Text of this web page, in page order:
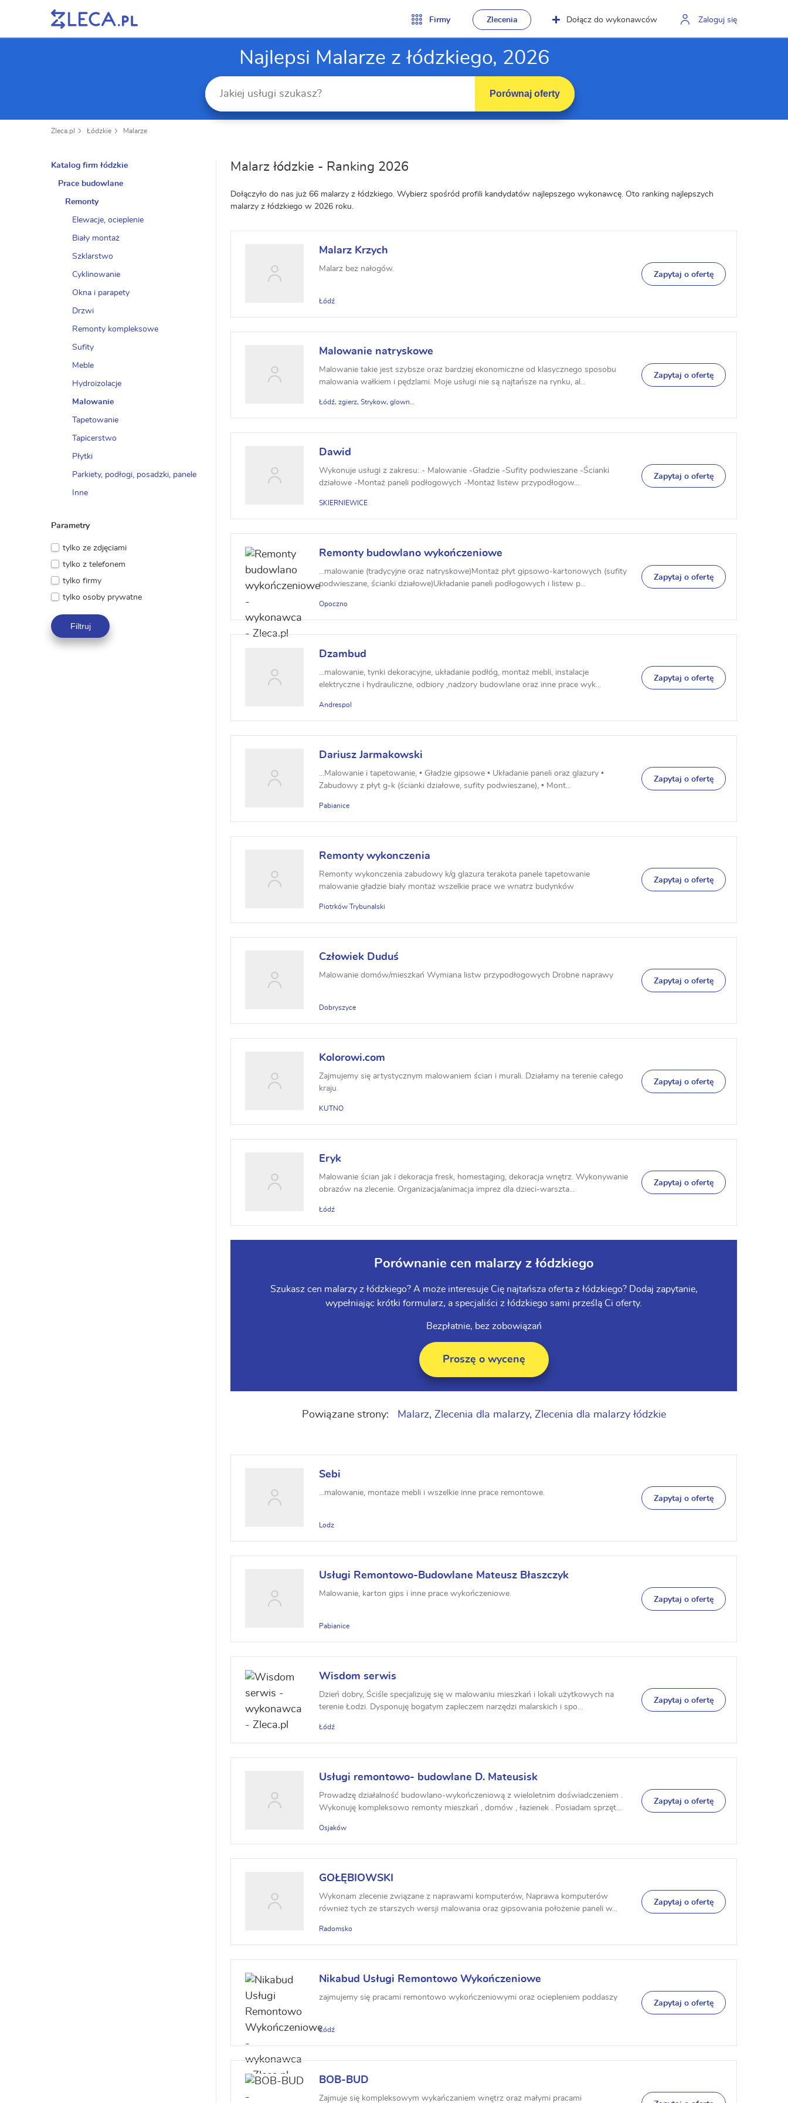
Firmy Zlecenia Dołącz do wykonawców Zaloguj się
Najlepsi Malarze z łódzkiego, 2026
Porównaj oferty
Zleca.pl Łódzkie Malarze
Malarz łódzkie - Ranking 2026
Dołączyło do nas już 66 malarzy z łódzkiego. Wybierz spośród profili kandydatów najlepszego wykonawcę. Oto ranking najlepszych
malarzy z łódzkiego w 2026 roku.
Malarz Krzych
Malarz bez nałogów.
Łódź
Zapytaj o ofertę
Malowanie natryskowe
Malowanie takie jest szybsze oraz bardziej ekonomiczne od klasycznego sposobu
malowania wałkiem i pędzlami. Moje usługi nie są najtańsze na rynku, al...
Zapytaj o ofertę
Dawid
Wykonuje usługi z zakresu: - Malowanie -Gładzie -Sufity podwieszane -Ścianki
działowe -Montaż paneli podłogowych -Montaż listew przypodłogow...
SKIERNIEWICE
Zapytaj o ofertę
Remonty budowlano wykończeniowe
...malowanie (tradycyjne oraz natryskowe)Montaż płyt gipsowo-kartonowych (sufity
podwieszane, ścianki działowe)Układanie paneli podłogowych i listew p...
Opoczno
Zapytaj o ofertę
Dzambud
...malowanie, tynki dekoracyjne, układanie podłóg, montaż mebli, instalacje
elektryczne i hydrauliczne, odbiory ,nadzory budowlane oraz inne prace wyk...
Andrespol
Zapytaj o ofertę
Dariusz Jarmakowski
...Malowanie i tapetowanie, • Gładzie gipsowe • Układanie paneli oraz glazury •
Zabudowy z płyt g-k (ścianki działowe, sufity podwieszane), • Mont...
Pabianice
Zapytaj o ofertę
Remonty wykonczenia
Remonty wykonczenia zabudowy k/g glazura terakota panele tapetowanie
malowanie gładzie biały montaż wszelkie prace we wnatrz budynków
Piotrków Trybunalski
Zapytaj o ofertę
Człowiek Duduś
Malowanie domów/mieszkań Wymiana listw przypodłogowych Drobne naprawy
Dobryszyce
Zapytaj o ofertę
Kolorowi.com
Zajmujemy się artystycznym malowaniem ścian i murali. Działamy na terenie całego
kraju.
KUTNO
Zapytaj o ofertę
Eryk
Malowanie ścian jak i dekoracja fresk, homestaging, dekoracja wnętrz. Wykonywanie
obrazów na zlecenie. Organizacja/animacja imprez dla dzieci-warszta...
Łódź
Zapytaj o ofertę
Porównanie cen malarzy z łódzkiego
Szukasz cen malarzy z łódzkiego? A może interesuje Cię najtańsza oferta z łódzkiego? Dodaj zapytanie,
wypełniając krótki formularz, a specjaliści z łódzkiego sami prześlą Ci oferty.
Bezpłatnie, bez zobowiązań
Proszę o wycenę
Powiązane strony: Malarz, Zlecenia dla malarzy, Zlecenia dla malarzy łódzkie
Sebi
...malowanie, montaze mebli i wszelkie inne prace remontowe.
Lodz
Zapytaj o ofertę
Usługi Remontowo-Budowlane Mateusz Błaszczyk
Malowanie, karton gips i inne prace wykończeniowe.
Pabianice
Zapytaj o ofertę
Wisdom serwis
Dzień dobry, Ściśle specjalizuję się w malowaniu mieszkań i lokali użytkowych na
terenie Łodzi. Dysponuję bogatym zapleczem narzędzi malarskich i spo...
Łódź
Zapytaj o ofertę
Usługi remontowo- budowlane D. Mateusisk
Prowadzę działalność budowlano-wykończeniową z wieloletnim doświadczeniem .
Wykonuję kompleksowo remonty mieszkań , domów , łazienek . Posiadam sprzęt...
Osjaków
Zapytaj o ofertę
GOŁĘBIOWSKI
Wykonam zlecenie związane z naprawami komputerów, Naprawa komputerów
również tych ze starszych wersji malowania oraz gipsowania położenie paneli w...
Radomsko
Zapytaj o ofertę
Nikabud Usługi Remontowo Wykończeniowe
zajmujemy się pracami remontowo wykończeniowymi oraz ociepleniem poddaszy
Łódź
Zapytaj o ofertę
BOB-BUD
Zajmuje się kompleksowym wykańczaniem wnętrz oraz małymi pracami
Katalog firm łódzkie
Prace budowlane
Remonty
Elewacje, ocieplenie
Biały montaż
Szklarstwo
Cyklinowanie
Okna i parapety
Drzwi
Remonty kompleksowe
Sufity
Meble
Hydroizolacje
Malowanie
Tapetowanie
Tapicerstwo
Płytki
Parkiety, podłogi, posadzki, panele
Inne
Parametry
tylko ze zdjęciami
tylko z telefonem
tylko firmy
tylko osoby prywatne
Filtruj